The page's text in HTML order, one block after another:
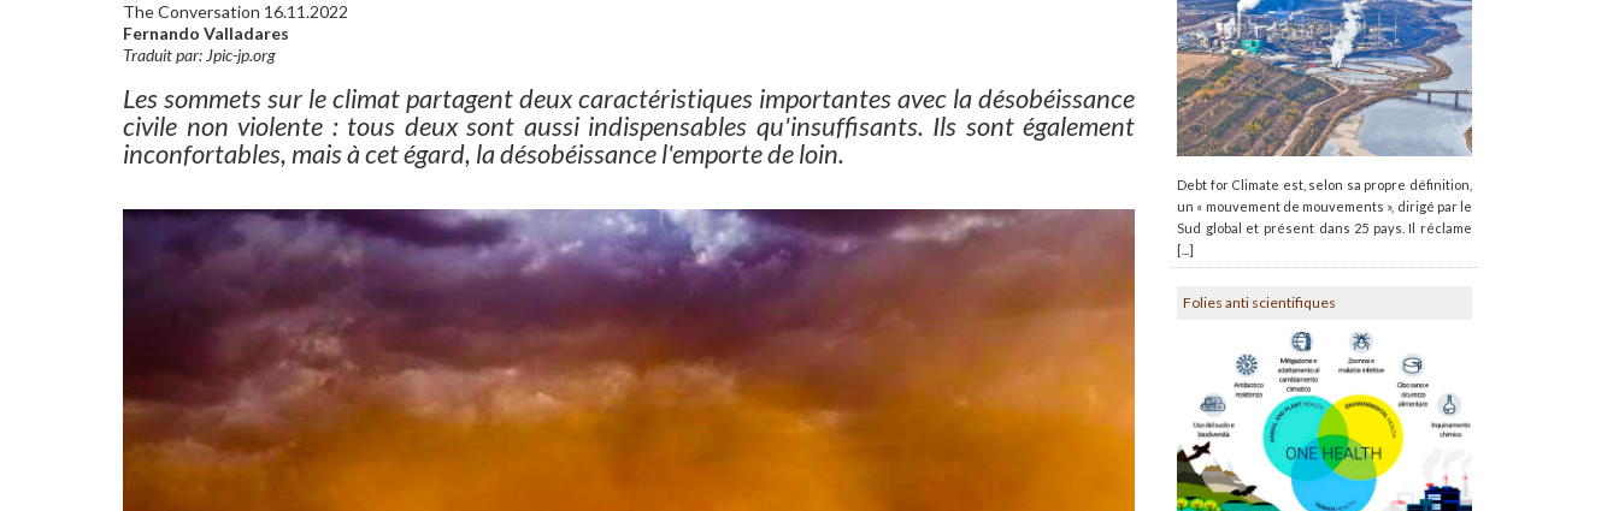
The Conversation 16.11.2022
Fernando Valladares
Traduit par: Jpic-jp.org
Les sommets sur le climat partagent deux caractéristiques importantes avec la désobéissance
civile non violente : tous deux sont aussi indispensables qu'insuffisants. Ils sont également
inconfortables, mais à cet égard, la désobéissance l'emporte de loin.
Debt for Climate est, selon sa propre définition,
un « mouvement de mouvements », dirigé par le
Sud global et présent dans 25 pays. Il réclame
[...]
Folies anti scientifiques